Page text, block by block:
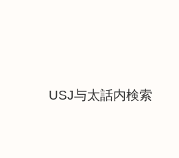
USJ与太話内検索